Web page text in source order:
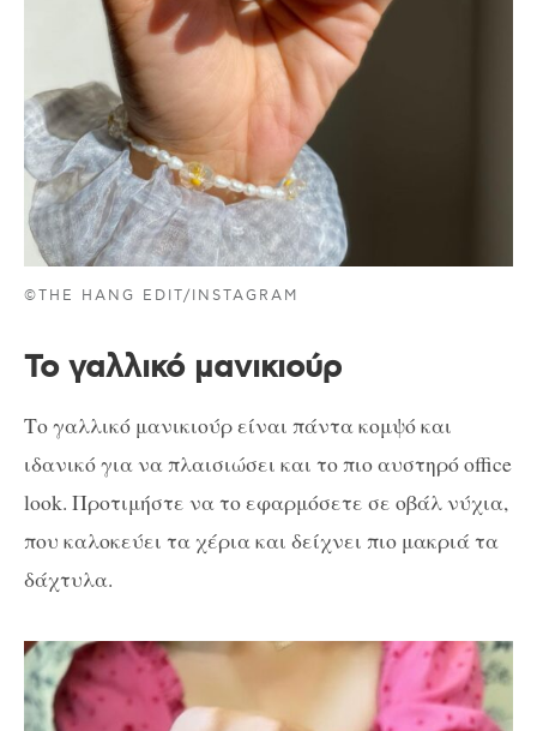
©THE HANG EDIT/INSTAGRAM
Το γαλλικό μανικιούρ
Το γαλλικό μανικιούρ είναι πάντα κομψό και
ιδανικό για να πλαισιώσει και το πιο αυστηρό office
look. Προτιμήστε να το εφαρμόσετε σε οβάλ νύχια,
που καλοκεύει τα χέρια και δείχνει πιο μακριά τα
δάχτυλα.